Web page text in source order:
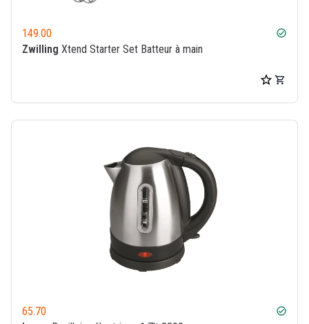
149.00 check_circle
Zwilling Xtend Starter Set Batteur à main
65.70 check_circle